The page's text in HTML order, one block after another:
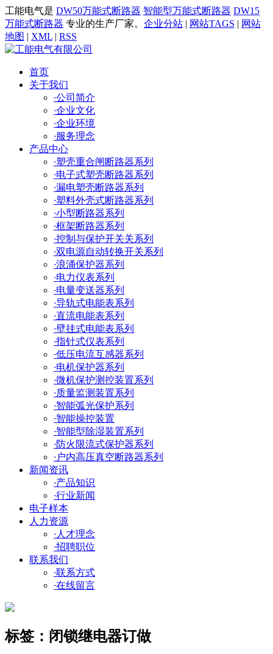
工能电气是 DW50万能式断路器 智能型万能式断路器 DW15
万能式断路器 专业的生产厂家。 企业分站 | 网站TAGS | 网站
地图 | XML | RSS
首页
关于我们
·公司简介
·企业文化
·企业环境
·服务理念
产品中心
·塑壳重合闸断路器系列
·电子式塑壳断路器系列
·漏电塑壳断路器系列
·塑料外壳式断路器系列
·小型断路器系列
·框架断路器系列
·控制与保护开关关系列
·双电源自动转换开关系列
·浪涌保护器系列
·电力仪表系列
·电量变送器系列
·导轨式电能表系列
·直流电能表系列
·壁挂式电能表系列
·指针式仪表系列
·低压电流互感器系列
·电机保护器系列
·微机保护测控装置系列
·质量监测装置系列
·智能弧光保护系列
·智能操控装置
·智能型除湿装置系列
·防火限流式保护器系列
· 户内高压真空断路器系列
新闻资讯
·产品知识
·行业新闻
电子样本
人力资源
· 人才理念
·招聘职位
联系我们
·联系方式
·在线留言
标签：闭锁继电器订做